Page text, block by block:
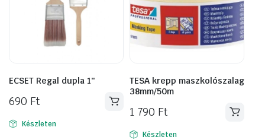
ECSET Regal dupla 1″
690 Ft
Készleten
TESA krepp maszkolószalag
38mm/50m
1 790 Ft
Készleten